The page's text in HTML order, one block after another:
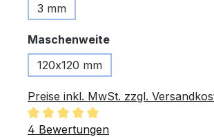
3 mm
Maschenweiteauswählen
120x120 mm
Preise inkl. MwSt. zzgl.
Durchschnittliche Bewertung von 5
4 Bewertungen